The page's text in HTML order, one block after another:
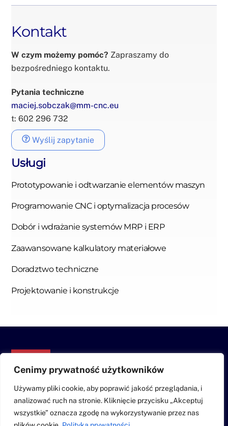
Cenimy prywatność użytkowników
Używamy pliki cookie, aby poprawić jakość przeglądania, i
analizować ruch na stronie. Kliknięcie przycisku „Akceptuj
wszystkie” oznacza zgodę na wykorzystywanie przez nas
Kontakt
W czym możemy pomóc? Zapraszamy do
bezpośredniego kontaktu.
Pytania techniczne
maciej.sobczak@mm-cnc.eu
t: 602 296 732
Wyślij zapytanie
Usługi
Prototypowanie i odtwarzanie elementów maszyn
Programowanie CNC i optymalizacja procesów
Dobór i wdrażanie systemów MRP i ERP
Zaawansowane kalkulatory materiałowe
Doradztwo techniczne
Projektowanie i konstrukcje
Back
To
Usługi
Realizacje O nas
Kontakt
Polityka prywatności